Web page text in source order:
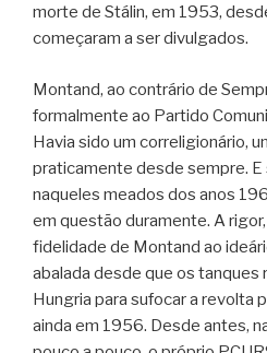
morte de Stálin, em 1953,
começaram a ser divulgados.
Montand, ao contrário de
formalmente ao Partido
Havia sido um correligionário,
praticamente desde sempre. E
naqueles meados dos anos
em questão duramente. A
fidelidade de Montand ao
abalada desde que os tanques
Hungria para sufocar a revolta
ainda em 1956. Desde antes,